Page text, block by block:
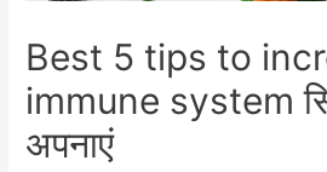
Best 5 tips to
immune system
अपनाएं